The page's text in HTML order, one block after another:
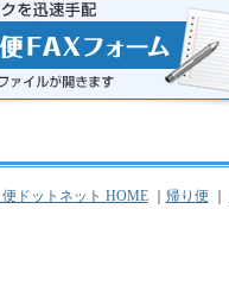
便ドットネット HOME｜ 帰り便